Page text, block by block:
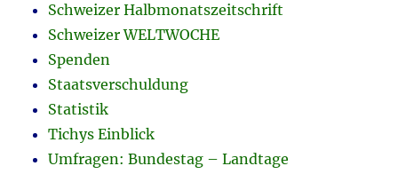
Schweizer Halbmonatszeitschrift
Schweizer WELTWOCHE
Spenden
Staatsverschuldung
Statistik
Tichys Einblick
Umfragen: Bundestag – Landtage